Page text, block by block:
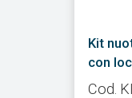
Kit
con
Cod.